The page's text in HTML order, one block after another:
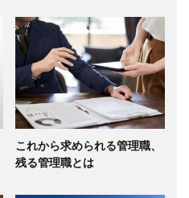
これから求められる管理職、
残る管理職とは